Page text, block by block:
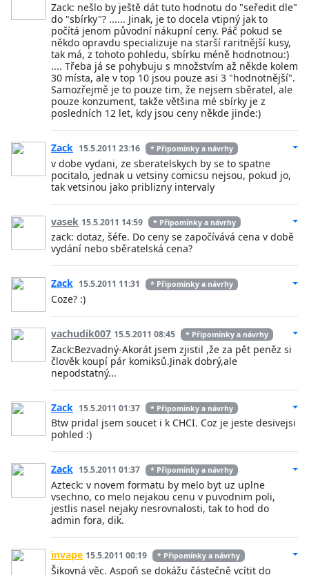
Zack: nešlo by ještě dát tuto hodnotu do "seředit dle"
do "sbírky"? ...... Jinak, je to docela vtipný jak to
počítá jenom původní nákupní ceny. Páč pokud se
někdo opravdu specializuje na starší raritnější kusy,
tak má, z tohoto pohledu, sbírku méně hodnotnou:)
.... Třeba já se pohybuju s množstvím až někde kolem
30 místa, ale v top 10 jsou pouze asi 3 "hodnotnější".
Samozřejmě je to pouze tim, že nejsem sběratel, ale
pouze konzument, takže většina mé sbírky je z
posledních 12 let, kdy jsou ceny někde jinde:)
Zack 15.5.2011 23:16 * Připomínky a návrhy
v dobe vydani, ze sberatelskych by se to spatne
pocitalo, jednak u vetsiny comicsu nejsou, pokud jo,
tak vetsinou jako priblizny intervaly
vasek 15.5.2011 14:59 * Připomínky a návrhy
zack: dotaz, šéfe. Do ceny se započívává cena v době
vydání nebo sběratelská cena?
Zack 15.5.2011 11:31 * Připomínky a návrhy
Coze? :)
vachudik007 15.5.2011 08:45 * Připomínky a návrhy
Zack:Bezvadný-Akorát jsem zjistil ,že za pět peněz si
člověk koupí pár komiksů.Jinak dobrý,ale
nepodstatný...
Zack 15.5.2011 01:37 * Připomínky a návrhy
Btw pridal jsem soucet i k CHCI. Coz je jeste desivejsi
pohled :)
Zack 15.5.2011 01:37 * Připomínky a návrhy
Azteck: v novem formatu by melo byt uz uplne
vsechno, co melo nejakou cenu v puvodnim poli,
jestlis nasel nejaky nesrovnalosti, tak to hod do
admin fora, dik.
invape 15.5.2011 00:19 * Připomínky a návrhy
Šikovná věc. Aspoň se dokážu částečně vcítit do